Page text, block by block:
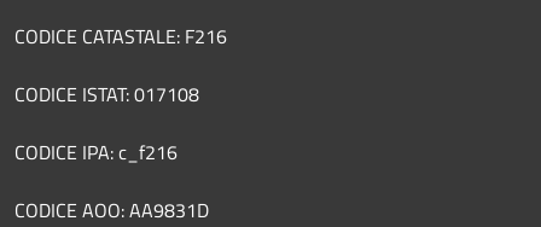
CODICE CATASTALE: F216
CODICE ISTAT: 017108
CODICE IPA: c_f216
CODICE AOO: AA9831D